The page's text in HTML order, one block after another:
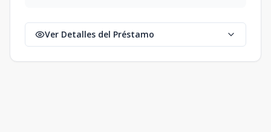
Ver Detalles del Préstamo